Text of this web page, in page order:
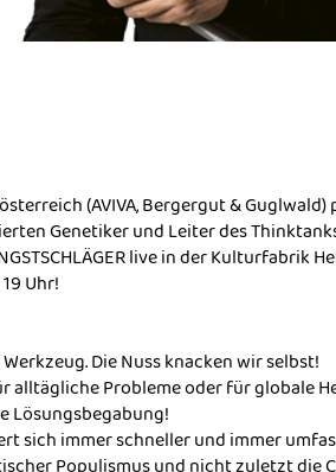
(AVIVA, Bergergut &
Genetiker und Leiter des
live in der Kulturfabrik
Uhr!
Die Nuss knacken wir selbst!
alltägliche Probleme oder für globale
Lösungsbegabung!
sich immer schneller und immer